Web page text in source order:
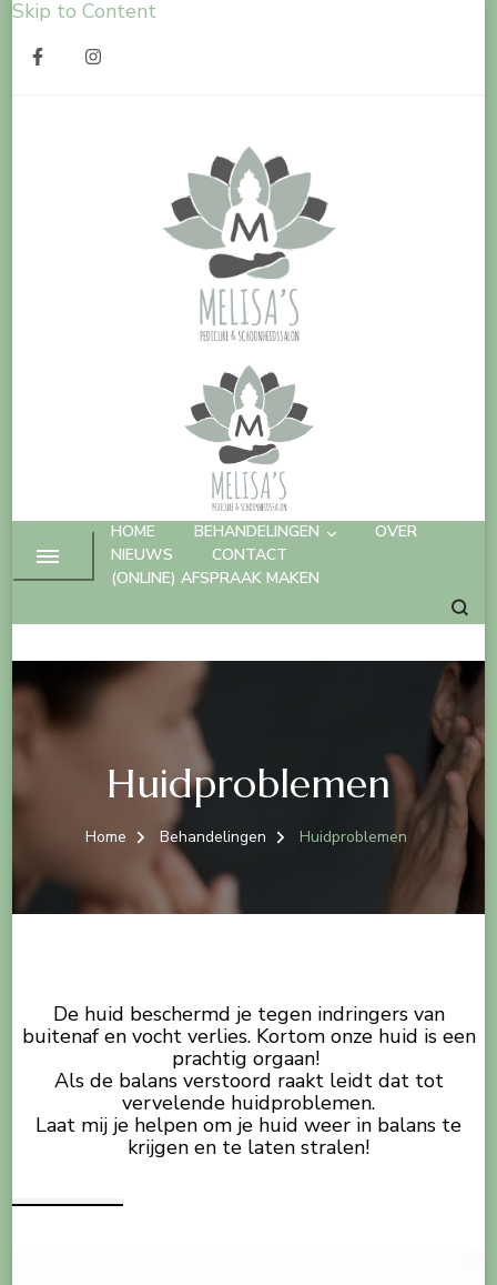
Skip to Content
HOME BEHANDELINGEN
OVER
NIEUWS
CONTACT
(ONLINE) AFSPRAAK MAKEN
Huidproblemen
Home Behandelingen Huidproblemen
De huid beschermd je tegen indringers van
buitenaf en vocht verlies. Kortom onze huid is een
prachtig orgaan!
Als de balans verstoord raakt leidt dat tot
vervelende huidproblemen.
Laat mij je helpen om je huid weer in balans te
krijgen en te laten stralen!